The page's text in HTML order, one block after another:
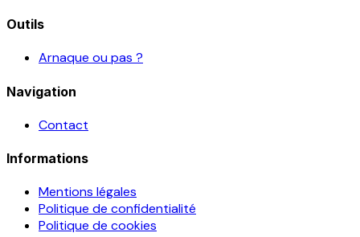
Outils
Arnaque ou pas ?
Navigation
Contact
Informations
Mentions légales
Politique de confidentialité
Politique de cookies